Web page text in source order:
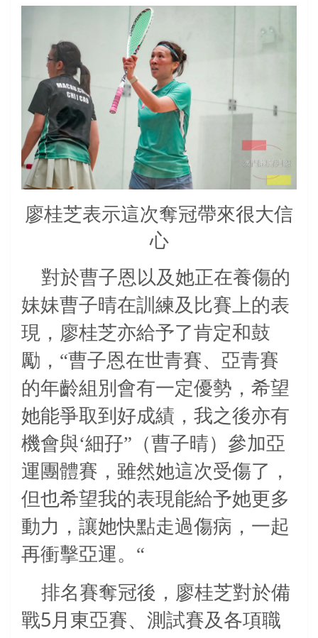
廖桂芝表示這次奪冠帶來很大信
心
對於曹子恩以及她正在養傷的
妹妹曹子晴在訓練及比賽上的表
現，廖桂芝亦給予了肯定和鼓
勵，“曹子恩在世青賽、亞青賽
的年齡組別會有一定優勢，希望
她能爭取到好成績，我之後亦有
機會與‘細孖”（曹子晴）參加亞
運團體賽，雖然她這次受傷了，
但也希望我的表現能給予她更多
動力，讓她快點走過傷病，一起
再衝擊亞運。“
排名賽奪冠後，廖桂芝對於備
戰5月東亞賽、測試賽及各項職